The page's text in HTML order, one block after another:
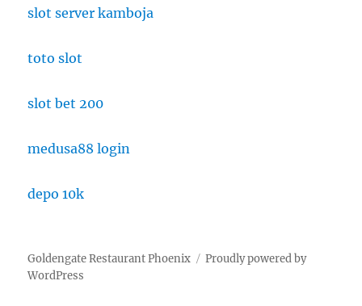
slot server kamboja
toto slot
slot bet 200
medusa88 login
depo 10k
Goldengate Restaurant Phoenix
Proudly powered by
WordPress